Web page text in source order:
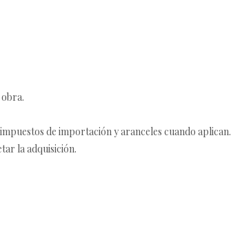
de importación y aranceles cuando aplican.
la adquisición.